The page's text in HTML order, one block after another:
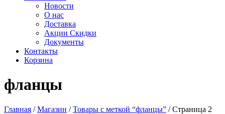
Новости
О нас
Доставка
Акции Скидки
Документы
Контакты
Корзина
фланцы
Главная /Магазин /Товары с меткой “фланцы” / Страница 2